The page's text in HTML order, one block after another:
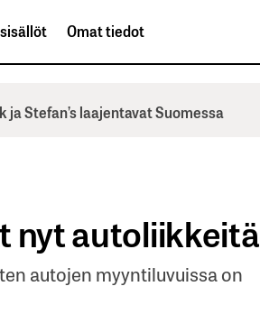
Omat tiedot
ja Stefan’s laajentavat Suomessa
nyt autoliikkeitä
autojen myyntiluvuissa on